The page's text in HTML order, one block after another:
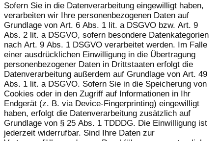
Sofern Sie in die Datenverarbeitung eingewilligt haben,
verarbeiten wir Ihre personenbezogenen Daten auf
Grundlage von Art. 6 Abs. 1 lit. a DSGVO bzw. Art. 9
Abs. 2 lit. a DSGVO, sofern besondere Datenkategorien
nach Art. 9 Abs. 1 DSGVO verarbeitet werden. Im Falle
einer ausdrücklichen Einwilligung in die Übertragung
personenbezogener Daten in Drittstaaten erfolgt die
Datenverarbeitung außerdem auf Grundlage von Art. 49
Abs. 1 lit. a DSGVO. Sofern Sie in die Speicherung von
Cookies oder in den Zugriff auf Informationen in Ihr
Endgerät (z. B. via Device-Fingerprinting) eingewilligt
haben, erfolgt die Datenverarbeitung zusätzlich auf
Grundlage von § 25 Abs. 1 TDDDG. Die Einwilligung ist
jederzeit widerrufbar. Sind Ihre Daten zur